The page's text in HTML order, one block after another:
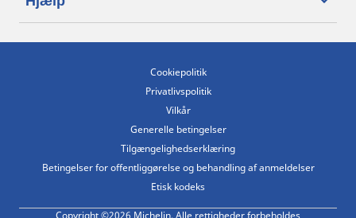
Cookiepolitik
Privatlivspolitik
Vilkår
Generelle betingelser
Tilgængelighedserklæring
Betingelser for offentliggørelse og behandling af anmeldelser
Etisk kodeks
Copyright ©2026 Michelin. Alle rettigheder forbeholdes